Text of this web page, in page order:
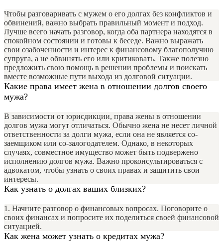
Чтобы разговаривать с мужем о его долгах без конфликтов и
обвинений, важно выбрать правильный момент и подход.
Лучше всего начать разговор, когда оба партнера находятся в
спокойном состоянии и готовы к беседе. Важно выражать
свои озабоченности и интерес к финансовому благополучию
супруга, а не обвинять его или критиковать. Также полезно
предложить свою помощь в решении проблемы и поискать
вместе возможные пути выхода из долговой ситуации.
Какие права имеет жена в отношении долгов своего
мужа?
В зависимости от юрисдикции, права жены в отношении
долгов мужа могут отличаться. Обычно жена не несет личной
ответственности за долги мужа, если она не является со-
заемщиком или со-залогодателем. Однако, в некоторых
случаях, совместное имущество может быть подвержено
исполнению долгов мужа. Важно проконсультироваться с
адвокатом, чтобы узнать о своих правах и защитить свои
интересы.
Как узнать о долгах ваших близких?
1. Начните разговор о финансовых вопросах. Поговорите о
своих финансах и попросите их поделиться своей финансовой
ситуацией.
Как жена может узнать о кредитах мужа?